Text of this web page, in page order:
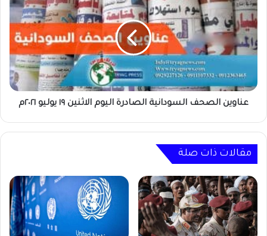
الصحف
السودانية
الصادرة
اليوم
الاثنين
يوليو
٢٠٢١م
عناوين الصحف السودانية الصادرة اليوم الاثنين ١٩ يوليو ٢٠٢١م
مقالات ذات صلة